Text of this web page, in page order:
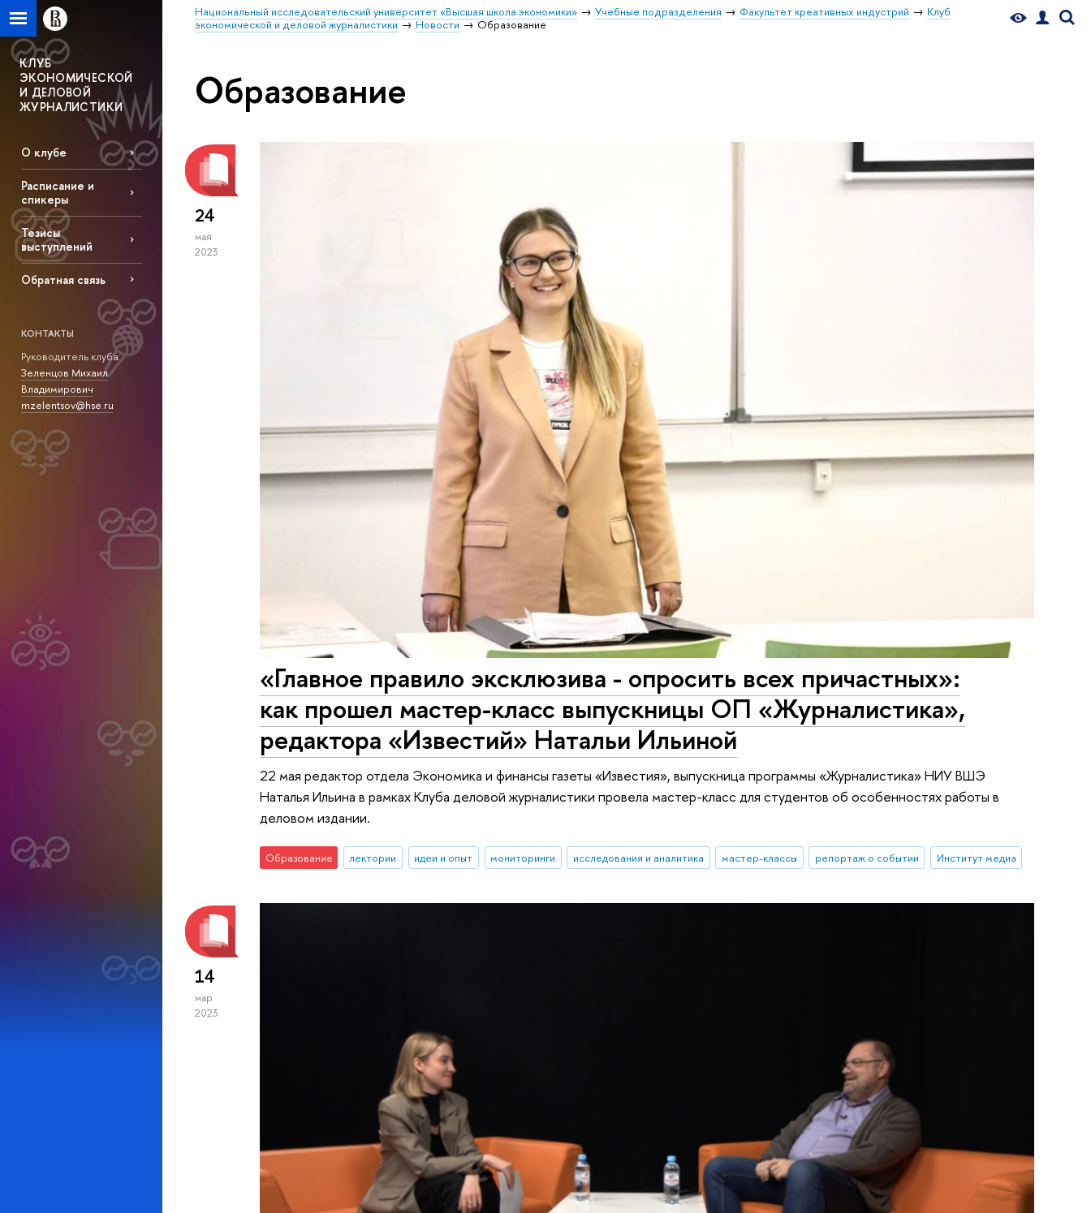
Национальный исследовательский университет «Высшая школа экономики» Учебные подразделения Факультет креативных индустрий
Клуб
экономической и деловой журналистики
Новости Образование
КЛУБ
ЭКОНОМИЧЕСКОЙ
И ДЕЛОВОЙ
ЖУРНАЛИСТИКИ
О клубе
Расписание и
спикеры
Тезисы
выступлений
Обратная связь
КОНТАКТЫ
Руководитель клуба:
Зеленцов Михаил
Владимирович
mzelentsov@hse.ru
Образование
24
мая
2023
«Главное правило эксклюзива - опросить всех причастных»:
как прошел мастер-класс выпускницы ОП «Журналистика»,
редактора «Известий» Натальи Ильиной
22 мая редактор отдела Экономика и финансы газеты «Известия», выпускница программы «Журналистика» НИУ ВШЭ
Наталья Ильина в рамках Клуба деловой журналистики провела мастер-класс для студентов об особенностях работы в
деловом издании.
Образование лектории идеи и опыт мониторинги исследования и аналитика мастер-классы репортаж о событии Институт медиа
14
мар
2023